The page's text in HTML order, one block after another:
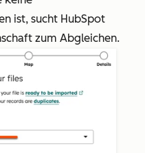
ist, sucht HubSpot
zum Abgleichen.